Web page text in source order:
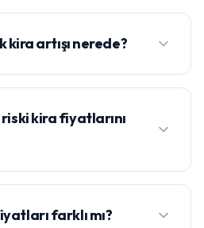
kira artışı nerede?
kira fiyatlarını
farklı mı?